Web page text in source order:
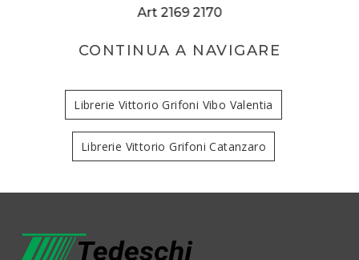
Art 2169 2170
CONTINUA A NAVIGARE
Librerie Vittorio Grifoni Vibo Valentia
Librerie Vittorio Grifoni Catanzaro